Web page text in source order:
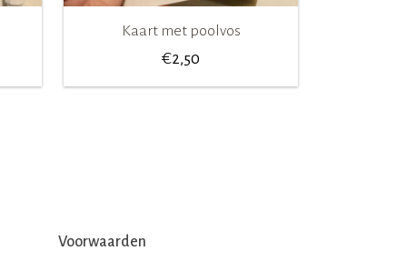
Kaart met poolvos
€2,50
Voorwaarden